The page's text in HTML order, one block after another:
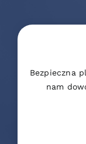
Bezpieczna
nam